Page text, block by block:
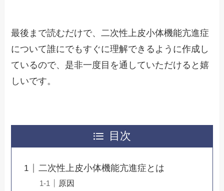
最後まで読むだけで、二次性上皮小体機能亢進症
について誰にでもすぐに理解できるように作成し
ているので、是非一度目を通していただけると嬉
しいです。
目次
二次性上皮小体機能亢進症とは
原因